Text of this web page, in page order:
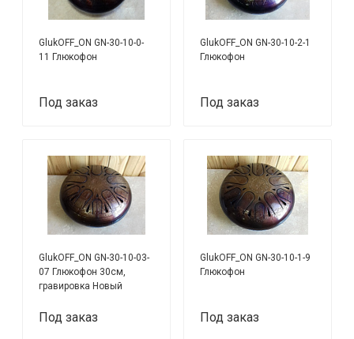
GlukOFF_ON GN-30-10-0-
11 Глюкофон
Под заказ
GlukOFF_ON GN-30-10-2-1
Глюкофон
Под заказ
GlukOFF_ON GN-30-10-03-
07 Глюкофон 30см,
гравировка Новый
минор
Под заказ
GlukOFF_ON GN-30-10-1-9
Глюкофон
Под заказ